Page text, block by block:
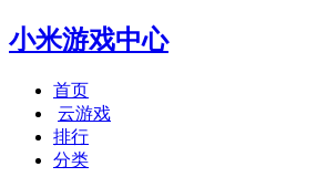
小米游戏中心
首页
云游戏
排行
分类